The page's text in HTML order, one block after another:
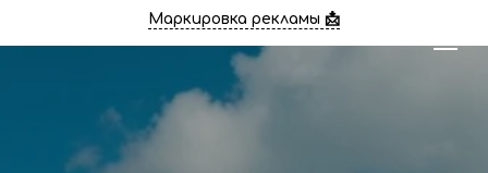
Маркировка рекламы 📩